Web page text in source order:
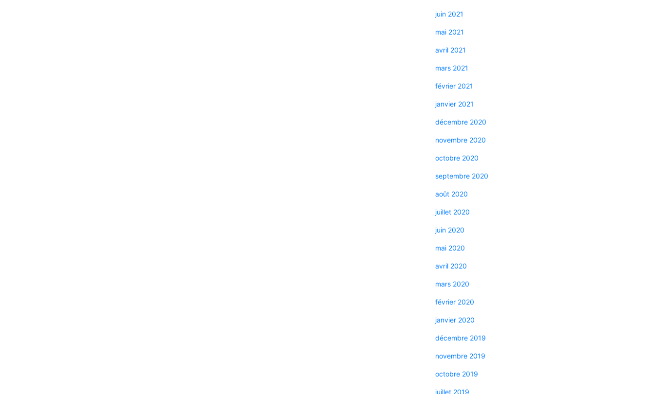
juin 2021
mai 2021
avril 2021
mars 2021
février 2021
janvier 2021
décembre 2020
novembre 2020
octobre 2020
septembre 2020
août 2020
juillet 2020
juin 2020
mai 2020
avril 2020
mars 2020
février 2020
janvier 2020
décembre 2019
novembre 2019
octobre 2019
juillet 2019